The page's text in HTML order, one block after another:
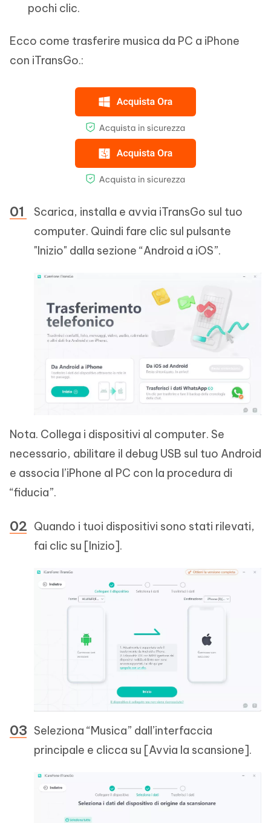
pochi clic.
Ecco come trasferire musica da PC a iPhone
con iTransGo.:
Scarica, installa e avvia iTransGo sul tuo
computer. Quindi fare clic sul pulsante
"Inizio" dalla sezione “Android a iOS”.
Nota. Collega i dispositivi al computer. Se
necessario, abilitare il debug USB sul tuo Android
e associa l’iPhone al PC con la procedura di
“fiducia”.
Quando i tuoi dispositivi sono stati rilevati,
fai clic su [Inizio].
Seleziona “Musica” dall’interfaccia
principale e clicca su [Avvia la scansione].